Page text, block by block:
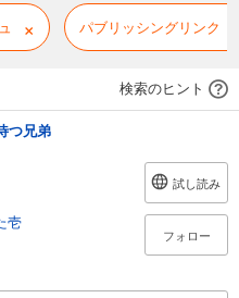
× パブリッシングリンク
検索のヒント
つ兄弟
壱
試し読み
フォロー